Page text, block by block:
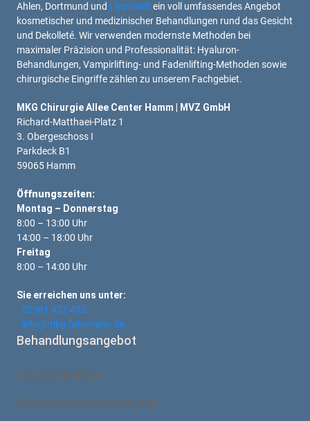
Ahlen, Dortmund und Lippstadt ein voll umfassendes Angebot
kosmetischer und medizinischer Behandlungen rund das Gesicht
und Dekolleté. Wir verwenden modernste Methoden bei
maximaler Präzision und Professionalität: Hyaluron-
Behandlungen, Vampirlifting- und Fadenlifting-Methoden sowie
chirurgische Eingriffe zählen zu unserem Fachgebiet.
MKG Chirurgie Allee Center Hamm | MVZ GmbH
Richard-Matthaei-Platz 1
3. Obergeschoss I
Parkdeck B1
59065 Hamm
Öffnungszeiten:
Montag – Donnerstag
8:00 – 13:00 Uhr
14:00 – 18:00 Uhr
Freitag
8:00 – 14:00 Uhr
Sie erreichen uns unter:
02381 432 432
info@mkg-fuhrmann.de
Behandlungsangebot
Lippenaufbau
Gesichtskonturierung